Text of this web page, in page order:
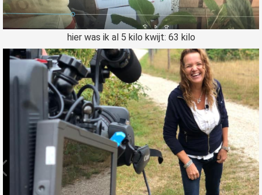
hier was ik al 5 kilo kwijt: 63 kilo